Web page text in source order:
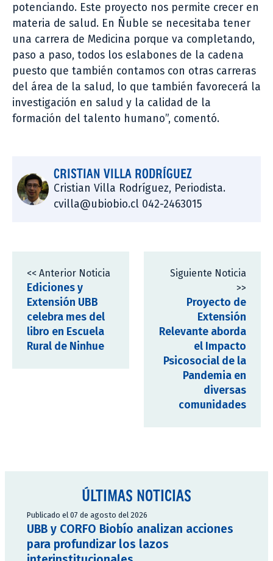
potenciando. Este proyecto nos permite crecer en
materia de salud. En Ñuble se necesitaba tener
una carrera de Medicina porque va completando,
paso a paso, todos los eslabones de la cadena
puesto que también contamos con otras carreras
del área de la salud, lo que también favorecerá la
investigación en salud y la calidad de la
formación del talento humano”, comentó.
CRISTIAN VILLA RODRÍGUEZ
Cristian Villa Rodríguez, Periodista.
cvilla@ubiobio.cl 042-2463015
<< Anterior Noticia
Ediciones y
Extensión UBB
celebra mes del
libro en Escuela
Rural de Ninhue
Siguiente Noticia
>>
Proyecto de
Extensión
Relevante aborda
el Impacto
Psicosocial de la
Pandemia en
diversas
comunidades
ÚLTIMAS NOTICIAS
Publicado el 07 de agosto del 2026
UBB y CORFO Biobío analizan acciones
para profundizar los lazos